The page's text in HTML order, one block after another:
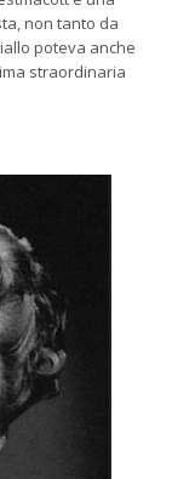
non tanto da
poteva anche
straordinaria